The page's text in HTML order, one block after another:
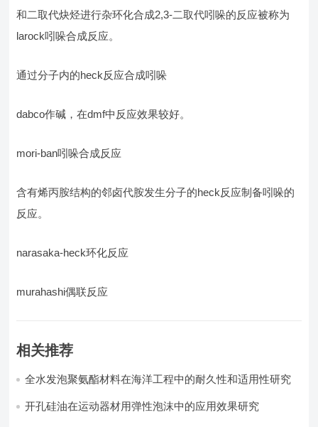
和二取代炔烃进行杂环化合成2,3-二取代吲哚的反应被称为
larock吲哚合成反应。
通过分子内的heck反应合成吲哚
dabco作碱，在dmf中反应效果较好。
mori-ban吲哚合成反应
含有烯丙胺结构的邻卤代胺发生分子的heck反应制备吲哚的
反应。
narasaka-heck环化反应
murahashi偶联反应
相关推荐
全水发泡聚氨酯材料在海洋工程中的耐久性和适用性研究
开孔硅油在运动器材用弹性泡沫中的应用效果研究